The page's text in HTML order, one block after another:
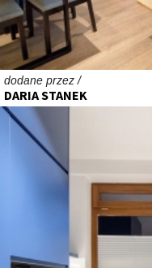
dodane przez /
DARIA STANEK